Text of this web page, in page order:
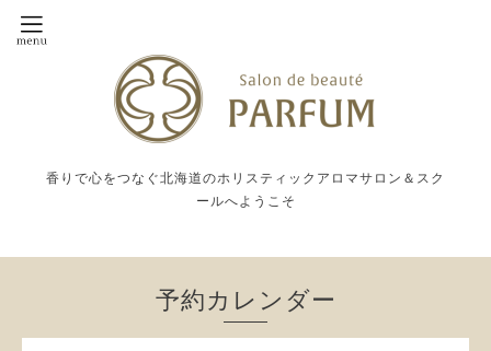
香りで心をつなぐ北海道のホリスティックアロマサロン＆スク
ールへようこそ
予約カレンダー